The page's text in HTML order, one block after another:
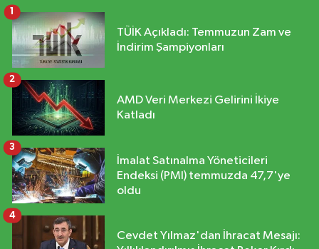
TÜİK Açıkladı: Temmuzun Zam ve
İndirim Şampiyonları
AMD Veri Merkezi Gelirini İkiye
Katladı
2
İmalat Satınalma Yöneticileri
Endeksi (PMI) temmuzda 47,7'ye
oldu
3
Cevdet Yılmaz'dan İhracat Mesajı:
4